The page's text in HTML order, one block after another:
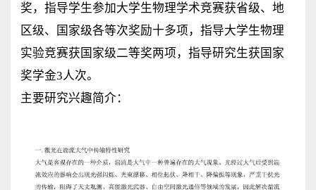
奖，指导学生参加大学生物理学术竞赛获省级、地
区级、国家级各等次奖励十多项，指导大学生物理
实验竞赛获国家级二等奖两项，指导研究生获国家
奖学金3人次。
主要研究兴趣简介：